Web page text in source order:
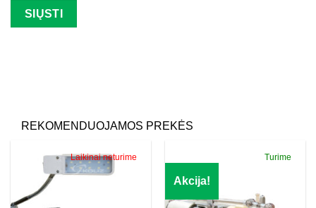
REKOMENDUOJAMOS PREKĖS
Laikinai neturime
Akcija!
Turime